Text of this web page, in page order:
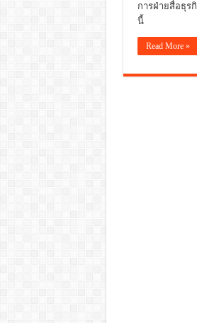
การฝ่ายสื่อธุร
นี้
Read More »